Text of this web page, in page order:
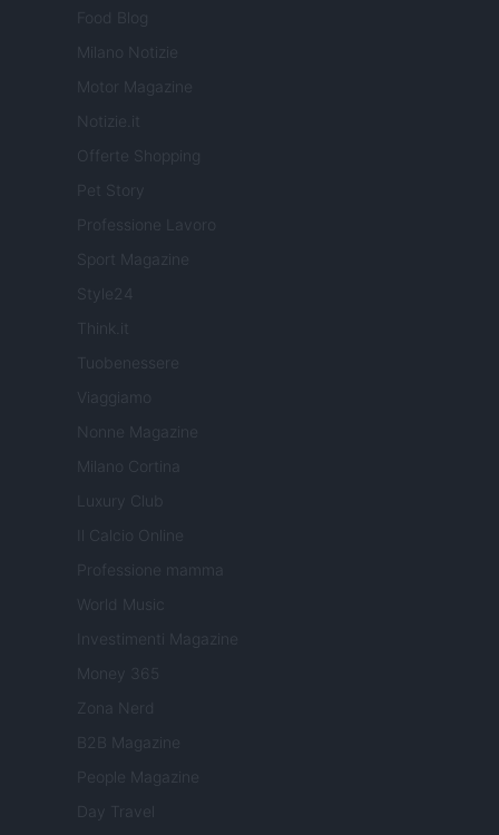
Food Blog
Milano Notizie
Motor Magazine
Notizie.it
Offerte Shopping
Pet Story
Professione Lavoro
Sport Magazine
Style24
Think.it
Tuobenessere
Viaggiamo
Nonne Magazine
Milano Cortina
Luxury Club
Il Calcio Online
Professione mamma
World Music
Investimenti Magazine
Money 365
Zona Nerd
B2B Magazine
People Magazine
Day Travel